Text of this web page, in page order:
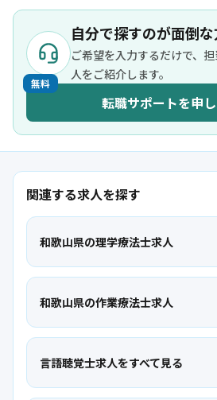
自分で探すのが面倒
ご希望を入力するだけで、
人をご紹介します。
無料
転職サポートを申
関連する求人を探す
和歌山県の理学療法士求人
和歌山県の作業療法士求人
言語聴覚士求人をすべて見る